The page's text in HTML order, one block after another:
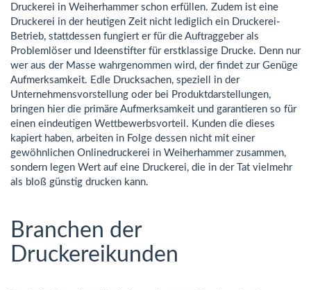
Druckerei in Weiherhammer schon erfüllen. Zudem ist eine
Druckerei in der heutigen Zeit nicht lediglich ein Druckerei-
Betrieb, stattdessen fungiert er für die Auftraggeber als
Problemlöser und Ideenstifter für erstklassige Drucke. Denn nur
wer aus der Masse wahrgenommen wird, der findet zur Genüge
Aufmerksamkeit. Edle Drucksachen, speziell in der
Unternehmensvorstellung oder bei Produktdarstellungen,
bringen hier die primäre Aufmerksamkeit und garantieren so für
einen eindeutigen Wettbewerbsvorteil. Kunden die dieses
kapiert haben, arbeiten in Folge dessen nicht mit einer
gewöhnlichen Onlinedruckerei in Weiherhammer zusammen,
sondern legen Wert auf eine Druckerei, die in der Tat vielmehr
als bloß günstig drucken kann.
Branchen der
Druckereikunden